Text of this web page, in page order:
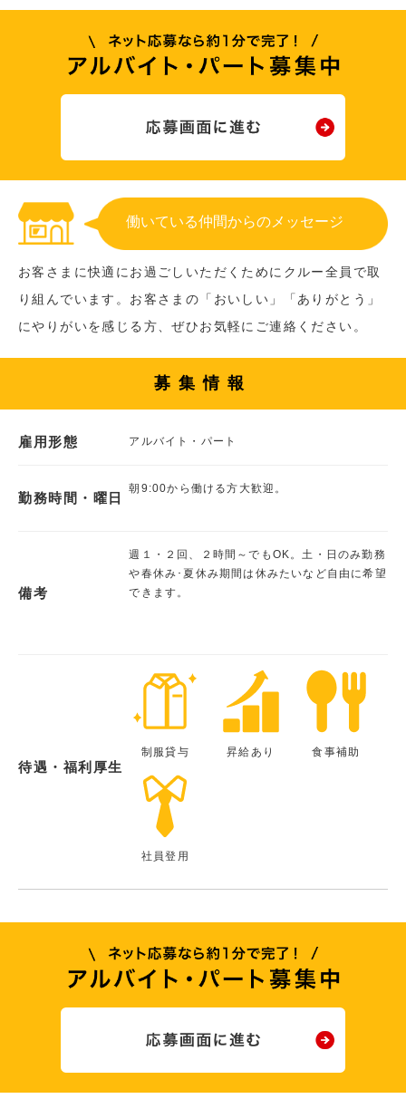
働いている仲間からのメッセージ
お客さまに快適にお過ごしいただくためにクルー全員で取
り組んでいます。お客さまの「おいしい」「ありがとう」
にやりがいを感じる方、ぜひお気軽にご連絡ください。
募集情報
雇用形態 アルバイト・パート
勤務時間・曜日
朝9:00から働ける方大歓迎。
備考
週１・２回、２時間～でもOK。土・日のみ勤務
や春休み･夏休み期間は休みたいなど自由に希望
できます。
待遇・福利厚生
制服貸与 昇給あり 食事補助
社員登用